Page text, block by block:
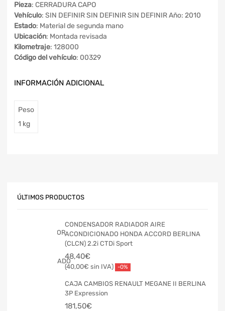
Pieza: CERRADURA CAPO
Vehículo: SIN DEFINIR SIN DEFINIR SIN DEFINIR Año: 2010
Estado: Material de segunda mano
Ubicación: Montada revisada
Kilometraje: 128000
Código del vehículo: 00329
INFORMACIÓN ADICIONAL
Peso
1 kg
ÚLTIMOS PRODUCTOS
CONDENSADOR RADIADOR AIRE
ACONDICIONADO HONDA ACCORD BERLINA
(CLCN) 2.2i CTDi Sport
48,40€
40,00€ -0%
CAJA CAMBIOS RENAULT MEGANE II BERLINA
3P Expression
181,50€